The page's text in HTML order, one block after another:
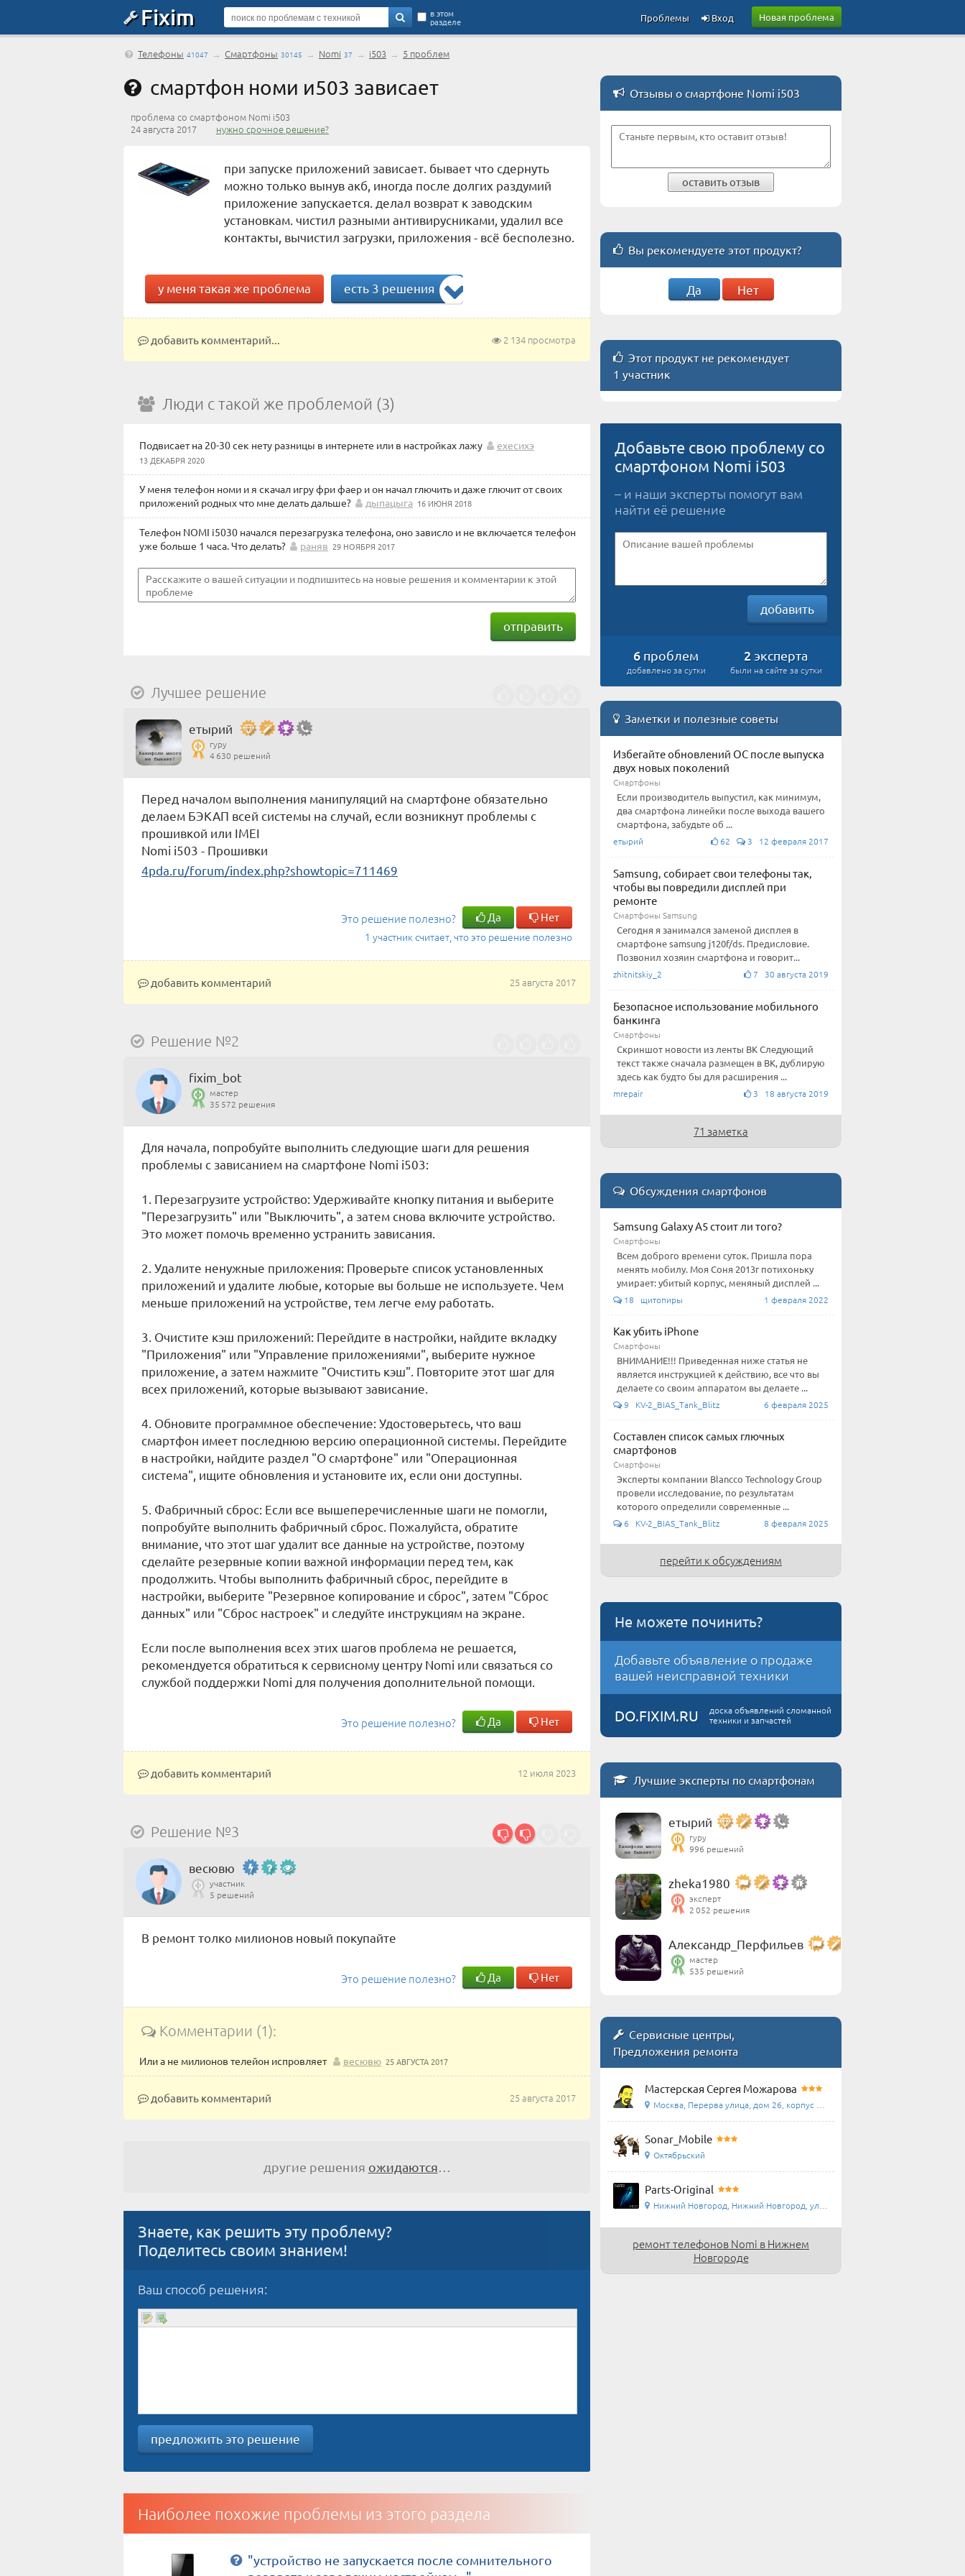
Fixim Новая проблема
в этом
разделе Вход
Проблемы
Телефоны 41047 → Смартфоны 30145 → Nomi 37 → i503 → 5 проблем
смартфон номи и503 зависает
проблема со смартфоном Nomi i503
24 августа 2017 нужно срочное решение?
при запуске приложений зависает. бывает что сдернуть
можно только вынув акб, иногда после долгих раздумий
приложение запускается. делал возврат к заводским
установкам. чистил разными антивирусниками, удалил все
контакты, вычистил загрузки, приложения - всё бесполезно.
у меня такая же проблема есть 3 решения
2 134 просмотра
добавить комментарий...
Люди с такой же проблемой (3)
Подвисает на 20-30 сек нету разницы в интернете или в настройках лажу ехесихэ
13 ДЕКАБРЯ 2020
У меня телефон номи и я скачал игру фри фаер и он начал глючить и даже глючит от своих
приложений родных что мне делать дальше?
дыпацыга 16 ИЮНЯ 2018
Телефон NOMI i5030 начался перезагрузка телефона, оно зависло и не включается телефон
уже больше 1 часа. Что делать?
раняв 29 НОЯБРЯ 2017
отправить
Лучшее решение
етырий
гуру
4 630 решений
Перед началом выполнения манипуляций на смартфоне обязательно
делаем БЭКАП всей системы на случай, если возникнут проблемы с
прошивкой или IMEI
Nomi i503 - Прошивки
4pda.ru/forum/index.php?showtopic=711469
Это решение полезно? Да Нет
1 участник считает, что это решение полезно
25 августа 2017
добавить комментарий
Решение №2
fixim_bot
мастер
35 572 решения
Для начала, попробуйте выполнить следующие шаги для решения
проблемы с зависанием на смартфоне Nomi i503:
1. Перезагрузите устройство: Удерживайте кнопку питания и выберите
"Перезагрузить" или "Выключить", а затем снова включите устройство.
Это может помочь временно устранить зависания.
2. Удалите ненужные приложения: Проверьте список установленных
приложений и удалите любые, которые вы больше не используете. Чем
меньше приложений на устройстве, тем легче ему работать.
3. Очистите кэш приложений: Перейдите в настройки, найдите вкладку
"Приложения" или "Управление приложениями", выберите нужное
приложение, а затем нажмите "Очистить кэш". Повторите этот шаг для
всех приложений, которые вызывают зависание.
4. Обновите программное обеспечение: Удостоверьтесь, что ваш
смартфон имеет последнюю версию операционной системы. Перейдите
в настройки, найдите раздел "О смартфоне" или "Операционная
система", ищите обновления и установите их, если они доступны.
5. Фабричный сброс: Если все вышеперечисленные шаги не помогли,
попробуйте выполнить фабричный сброс. Пожалуйста, обратите
внимание, что этот шаг удалит все данные на устройстве, поэтому
сделайте резервные копии важной информации перед тем, как
продолжить. Чтобы выполнить фабричный сброс, перейдите в
настройки, выберите "Резервное копирование и сброс", затем "Сброс
данных" или "Сброс настроек" и следуйте инструкциям на экране.
Если после выполнения всех этих шагов проблема не решается,
рекомендуется обратиться к сервисному центру Nomi или связаться со
службой поддержки Nomi для получения дополнительной помощи.
Это решение полезно? Да Нет
12 июля 2023
добавить комментарий
Решение №3
весювю
участник
5 решений
В ремонт толко милионов новый покупайте
Это решение полезно? Да Нет
Комментарии (1):
Или а не милионов телейон испровляет весювю 25 АВГУСТА 2017
25 августа 2017
добавить комментарий
другие решения ожидаются
Знаете, как решить эту проблему?
Поделитесь своим знанием!
Ваш способ решения:
предложить это решение
Наиболее похожие проблемы из этого раздела
"устройство не запускается после сомнительного
Отзывы о смартфоне Nomi i503
оставить отзыв
Вы рекомендуете этот продукт?
Да Нет
Этот продукт не рекомендует
1 участник
Добавьте свою проблему со
смартфоном Nomi i503
– и наши эксперты помогут вам
найти её решение
добавить
6 проблем
добавлено за сутки
2 эксперта
были на сайте за сутки
Заметки и полезные советы
Избегайте обновлений ОС после выпуска
двух новых поколений
Смартфоны
Если производитель выпустил, как минимум,
два смартфона линейки после выхода вашего
смартфона, забудьте об ...
етырий 62 3 12 февраля 2017
Samsung, собирает свои телефоны так,
чтобы вы повредили дисплей при
ремонте
Смартфоны Samsung
Сегодня я занимался заменой дисплея в
смартфоне samsung j120f/ds. Предисловие.
Позвонил хозяин смартфона и говорит...
zhitnitskiy_2 7 30 августа 2019
Безопасное использование мобильного
банкинга
Смартфоны
Скриншот новости из ленты ВК Следующий
текст также сначала размещен в ВК, дублирую
здесь как будто бы для расширения ...
mrepair 3 18 августа 2019
71 заметка
Обсуждения смартфонов
Samsung Galaxy A5 стоит ли того?
Смартфоны
Всем доброго времени суток. Пришла пора
менять мобилу. Моя Соня 2013г потихоньку
умирает: убитый корпус, меняный дисплей ...
18 щитопиры 1 февраля 2022
Как убить iPhone
Смартфоны
ВНИМАНИЕ!!! Приведенная ниже статья не
является инструкцией к действию, все что вы
делаете со своим аппаратом вы делаете ...
9 KV-2_BIAS_Tank_Blitz 6 февраля 2025
Составлен список самых глючных
смартфонов
Смартфоны
Эксперты компании Blancco Technology Group
провели исследование, по результатам
которого определили современные ...
6 KV-2_BIAS_Tank_Blitz 8 февраля 2025
перейти к обсуждениям
Не можете починить?
Добавьте объявление о продаже
вашей неисправной техники
DO.FIXIM.RU
доска объявлений сломанной
техники и запчастей
Лучшие эксперты по смартфонам
етырий
гуру
996 решений
zheka1980
эксперт
2 052 решения
Александр_Перфильев
мастер
535 решений
Сервисные центры,
Предложения ремонта
Мастерская Сергея Можарова
Москва, Перерва улица, дом 26, корпус 1, домофон ...
Sonar_Mobile
Октябрьский
Parts-Original
Нижний Новгород, Нижний Новгород, ул.Островского ...
ремонт телефонов Nomi в Нижнем
Новгороде